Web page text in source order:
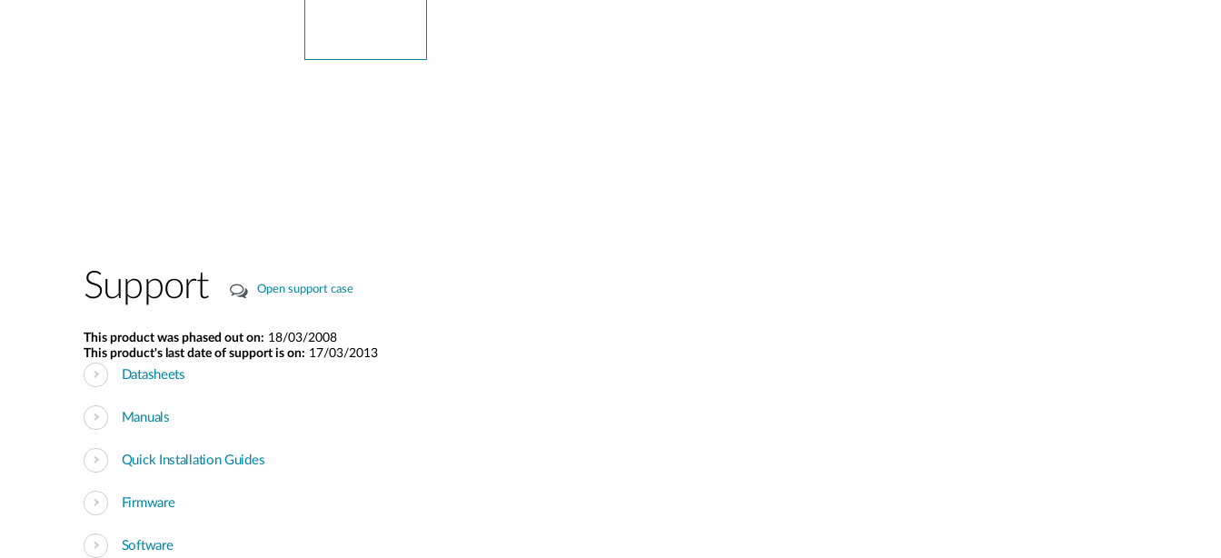
Support Open support case
This product was phased out on: 18/03/2008
This product's last date of support is on: 17/03/2013
Datasheets
Manuals
Quick Installation Guides
Firmware
Software